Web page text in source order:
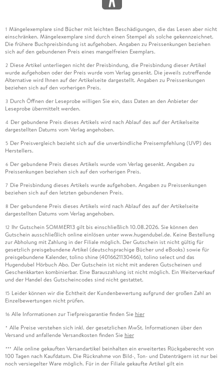
4. 8 . . . Vor- und Nachteile einer Broschüre . . . 230
4. 9 . . . Die digitale Verwertung einer Broschüre . . . 235
5. Gestaltung einer Broschüre . . . 237
5. 1 . . . Arbeit auf der Doppelseite . . . 237
5. 2 . . . Formate und Proportionen . . . 239
5. 3 . . . Struktur der Broschüre . . . 250
5. 4 . . . Typografie in der Broschüre . . . 263
5. 5 . . . Ordnung durch Gestaltungsraster . . . 296
5. 6 . . . Das Layout gestalten . . . 317
5. 7 . . . Bildgestaltung in der Broschüre . . . 338
5. 8 . . . Checkliste Broschüre . . . 354
6. Produktion einer Broschüre . . . 357
6. 1 . . . Papierwahl für die Broschüre . . . 357
6. 2 . . . Vorbereitende Arbeiten in der Druckvorstufe . . . 364
1 Mängelexemplare sind Bücher mit leichten Beschädigungen, die das Lesen aber nicht
einschränken. Mängelexemplare sind durch einen Stempel als solche gekennzeichnet.
Die frühere Buchpreisbindung ist aufgehoben. Angaben zu Preissenkungen beziehen
sich auf den gebundenen Preis eines mangelfreien Exemplars.
2 Diese Artikel unterliegen nicht der Preisbindung, die Preisbindung dieser Artikel
wurde aufgehoben oder der Preis wurde vom Verlag gesenkt. Die jeweils zutreffende
Alternative wird Ihnen auf der Artikelseite dargestellt. Angaben zu Preissenkungen
beziehen sich auf den vorherigen Preis.
3 Durch Öffnen der Leseprobe willigen Sie ein, dass Daten an den Anbieter der
Leseprobe übermittelt werden.
4 Der gebundene Preis dieses Artikels wird nach Ablauf des auf der Artikelseite
dargestellten Datums vom Verlag angehoben.
5 Der Preisvergleich bezieht sich auf die unverbindliche Preisempfehlung (UVP) des
Herstellers.
6 Der gebundene Preis dieses Artikels wurde vom Verlag gesenkt. Angaben zu
Preissenkungen beziehen sich auf den vorherigen Preis.
7 Die Preisbindung dieses Artikels wurde aufgehoben. Angaben zu Preissenkungen
beziehen sich auf den letzten gebundenen Preis.
8 Der gebundene Preis dieses Artikels wird nach Ablauf des auf der Artikelseite
dargestellten Datums vom Verlag angehoben.
12 Ihr Gutschein SOMMER13 gilt bis einschließlich 10.08.2026. Sie können den
Gutschein ausschließlich online einlösen unter www.hugendubel.de. Keine Bestellung
zur Abholung mit Zahlung in der Filiale möglich. Der Gutschein ist nicht gültig für
gesetzlich preisgebundene Artikel (deutschsprachige Bücher und eBooks) sowie für
preisgebundene Kalender, tolino shine (4016621130466), tolino select und das
Hugendubel Hörbuch Abo. Der Gutschein ist nicht mit anderen Gutscheinen und
Geschenkkarten kombinierbar. Eine Barauszahlung ist nicht möglich. Ein Weiterverkauf
und der Handel des Gutscheincodes sind nicht gestattet.
15 Leider können wir die Echtheit der Kundenbewertung aufgrund der großen Zahl an
Einzelbewertungen nicht prüfen.
16 Alle Informationen zur Tiefpreisgarantie finden Sie hier
* Alle Preise verstehen sich inkl. der gesetzlichen MwSt. Informationen über den
Versand und anfallende Versandkosten finden Sie hier
*** Alle online gekauften Versandartikel beinhalten ein erweitertes Rückgaberecht von
100 Tagen nach Kaufdatum. Die Rücknahme von Bild-, Ton- und Datenträgern ist nur bei
noch versiegelter Ware möglich. Für in der Filiale gekaufte Artikel gilt ein